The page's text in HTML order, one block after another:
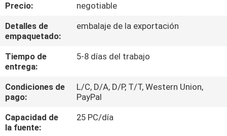
CALIDAD
CONTACTO
TODOS
LOS
Precio:
negotiable
Detalles de
empaquetado:
embalaje de la exportación
Tiempo de
entrega:
5-8 días del trabajo
Condiciones de
pago:
L/C, D/A, D/P, T/T, Western Union,
PayPal
Capacidad de
la fuente:
25 PC/día